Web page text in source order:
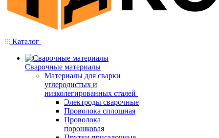
Каталог
Сварочные материалы
Материалы для сварки
углеродистых и
низколегированных сталей
Электроды сварочные
Проволока сплошная
Проволока
порошковая